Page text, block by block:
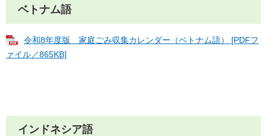
ベトナム語
令和8年度版 家庭ごみ収集カレンダー（ベトナム語） [PDFフ
ァイル／865KB]
インドネシア語